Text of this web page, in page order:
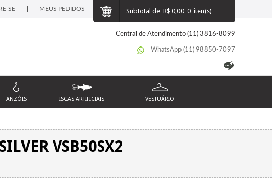
SE MEUS PEDIDOS 0 iten(s)
Subtotal de R$ 0,00
Central de Atendimento (11) 3816-8099
WhatsApp (11) 98850-7097
ANZÓIS ISCAS ARTIFICIAIS VESTUÁRIO
VSB50SX2